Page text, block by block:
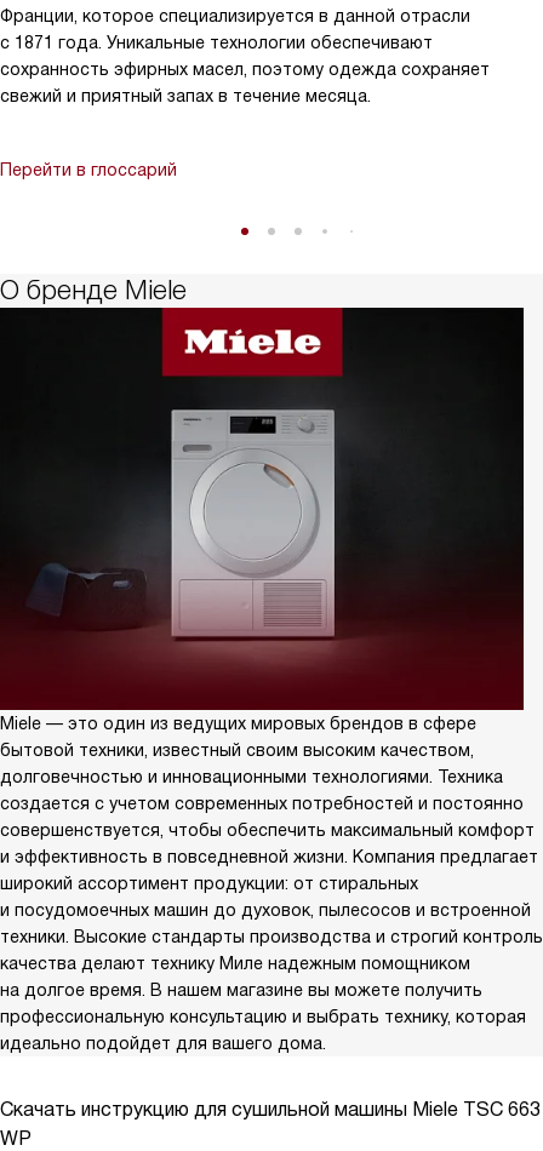
Франции, которое специализируется в данной отрасли
с 1871 года. Уникальные технологии обеспечивают
сохранность эфирных масел, поэтому одежда сохраняет
свежий и приятный запах в течение месяца.
Перейти в глоссарий
О бренде Miele
Miele — это один из ведущих мировых брендов в сфере
бытовой техники, известный своим высоким качеством,
долговечностью и инновационными технологиями. Техника
создается с учетом современных потребностей и постоянно
совершенствуется, чтобы обеспечить максимальный комфорт
и эффективность в повседневной жизни. Компания предлагает
широкий ассортимент продукции: от стиральных
и посудомоечных машин до духовок, пылесосов и встроенной
техники. Высокие стандарты производства и строгий контроль
качества делают технику Миле надежным помощником
на долгое время. В нашем магазине вы можете получить
профессиональную консультацию и выбрать технику, которая
идеально подойдет для вашего дома.
Скачать инструкцию для сушильной машины Miele TSC 663
WP